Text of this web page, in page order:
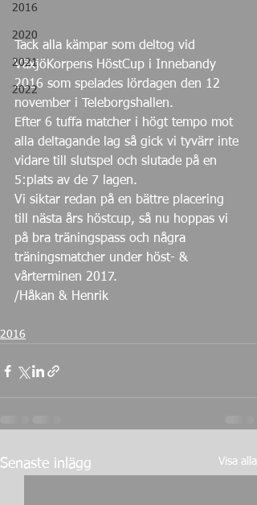
2016
2020
2021
2022
Tack alla kämpar som deltog vid
VäxjöKorpens HöstCup i Innebandy
2016 som spelades lördagen den 12
november i Teleborgshallen.
Efter 6 tuffa matcher i högt tempo mot
alla deltagande lag så gick vi tyvärr inte
vidare till slutspel och slutade på en
5:plats av de 7 lagen.
Vi siktar redan på en bättre placering
till nästa års höstcup, så nu hoppas vi
på bra träningspass och några
träningsmatcher under höst- &
vårterminen 2017.
/Håkan & Henrik
2016
Senaste inlägg Visa alla